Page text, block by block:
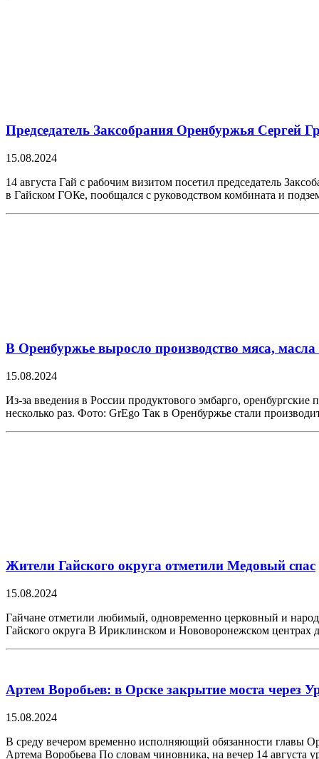
Председатель Заксобрания Оренбуржья Сергей
15.08.2024
14 августа Гай с рабочим визитом посетил председатель
в Гайском ГОКе, пообщался с руководством комбината и
В Оренбуржье выросло производство мяса,
15.08.2024
Из-за введения в России продуктового эмбарго, оренбургские
несколько раз. Фото: GrEgo Так в Оренбуржье стали
Жители Гайского округа отметили Медовый спас
15.08.2024
Гайчане отметили любимый, одновременно церковный и
Гайского округа В Ириклинском и Нововоронежском центрах
Артем Воробьев: в Орске закрытие моста через
15.08.2024
В среду вечером временно исполняющий обязанности главы
Артема Воробьева По словам чиновника, на вечер 14 августа